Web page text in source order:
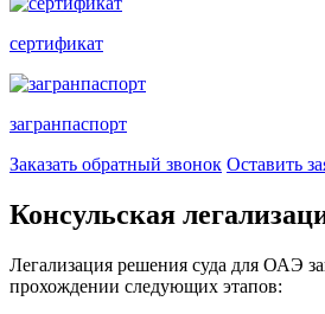
сертификат
загранпаспорт
Заказать обратный звонок Оставить
Консульская
Легализация решения суда для ОАЭ
прохождении следующих этапов: